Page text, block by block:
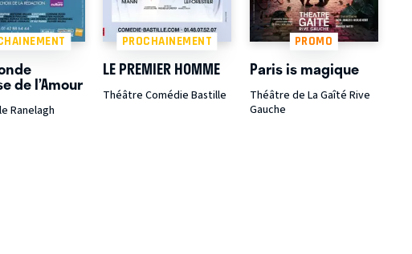
de l’Amour
Ranelagh
PROCHAINEMENT
LE PREMIER HOMME
Théâtre Comédie Bastille
PROMO
Paris is magique
Théâtre de La Gaîté Rive
Gauche